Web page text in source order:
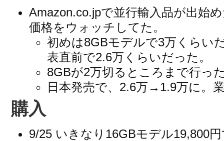
Amazon.co.jpで並行輸入品が出始
価格をウォッチしてた。
初めは8GBモデルで3万くらい
表直前で2.6万くらいだった。
8GBが2万切るところまで行っ
日本発売で、2.6万→1.9万に。
購入
9/25 いきなり16GBモデル19,800